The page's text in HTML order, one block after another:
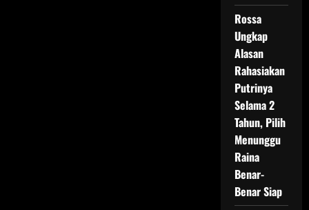
Rossa
Ungkap
Alasan
Rahasiakan
Putrinya
Selama 2
Tahun, Pilih
Menunggu
Raina
Benar-
Benar Siap